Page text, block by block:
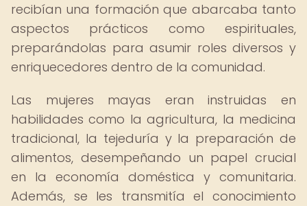
recibían una formación que abarcaba tanto
aspectos prácticos como espirituales,
preparándolas para asumir roles diversos y
enriquecedores dentro de la comunidad.
Las mujeres mayas eran instruidas en
habilidades como la agricultura, la medicina
tradicional, la tejeduría y la preparación de
alimentos, desempeñando un papel crucial
en la economía doméstica y comunitaria.
Además, se les transmitía el conocimiento